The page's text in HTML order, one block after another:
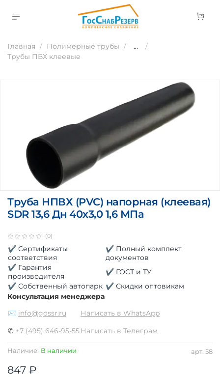
Главная Полимерные трубы
...
Трубы ПВХ клеевые
(0)
арт. 58
Наличие: В наличии
Труба НПВХ (PVC) напорная (клеевая)
SDR 13,6 Дн 40х3,0 1,6 МПа
847 ₽
✔ Сертификаты
соответствия
✔ Полный комплект
документов
✔ Гарантия
производителя
✔ ГОСТ и ТУ
✔ Собственный автопарк ✔ Скидки оптовикам
Консультация менеджера
✉ info@gossr.ru
Написать в WhatsApp
✆ +7 (495) 646-95-55Написать в Телеграм